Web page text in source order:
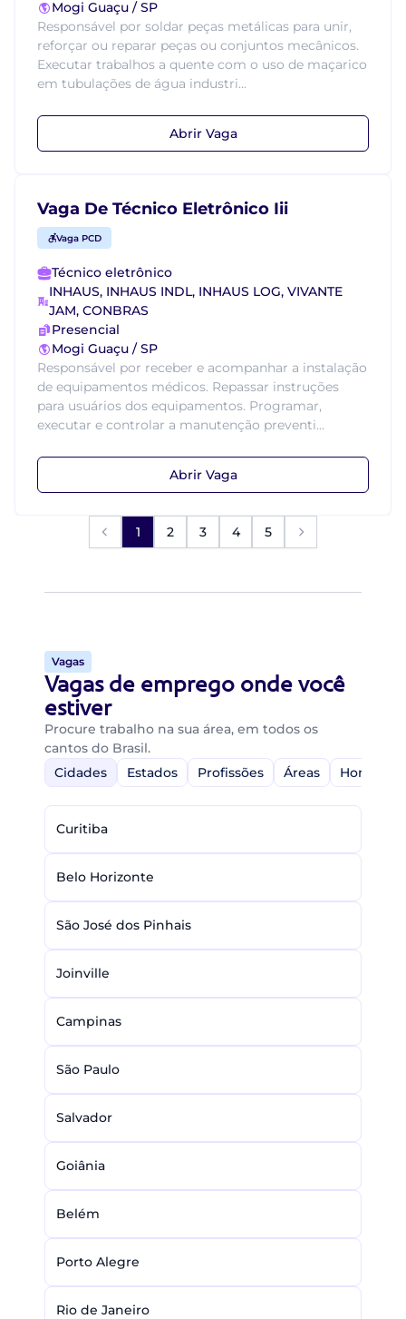
Mogi Guaçu / SP
Responsável por soldar peças metálicas para unir,
reforçar ou reparar peças ou conjuntos mecânicos.
Executar trabalhos a quente com o uso de maçarico
em tubulações de água industri...
Abrir Vaga
Vaga De Técnico Eletrônico Iii
Vaga PCD
Técnico eletrônico
INHAUS, INHAUS INDL, INHAUS LOG, VIVANTE
JAM, CONBRAS
Presencial
Mogi Guaçu / SP
Responsável por receber e acompanhar a instalação
de equipamentos médicos. Repassar instruções
para usuários dos equipamentos. Programar,
executar e controlar a manutenção preventi...
Abrir Vaga
1 2 3 4 5
Vagas
Vagas de emprego onde você
estiver
Procure trabalho na sua área, em todos os
cantos do Brasil.
Cidades
Estados Profissões Áreas Home-
Curitiba
Belo Horizonte
São José dos Pinhais
Joinville
Campinas
São Paulo
Salvador
Goiânia
Belém
Porto Alegre
Rio de Janeiro